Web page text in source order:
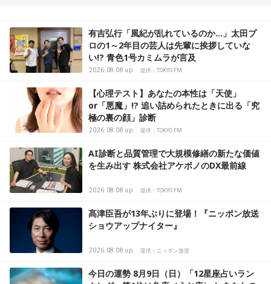
有吉弘行「風紀が乱れているのか…」太田プ
ロの1～2年目の芸人は先輩に挨拶していな
い!? 青色1号カミムラが言及
2026.08.08 up 提供：TOKYO FM
【心理テスト】あなたの本性は「天使」
or「悪魔」!? 追い詰められたときに出る「究
極の裏の顔」診断
2026.08.08 up 提供：TOKYO FM
AI診断と品質管理で大規模修繕の新たな価値
を生み出す 株式会社アケボノのDX最前線
2026.08.08 up 提供：TOKYO FM
髙津臣吾が13年ぶりに登場！『ニッポン放送
ショウアップナイター』
2026.08.08 up 提供：ニッポン放送
今日の運勢 8月9日（日）「12星座占いラン